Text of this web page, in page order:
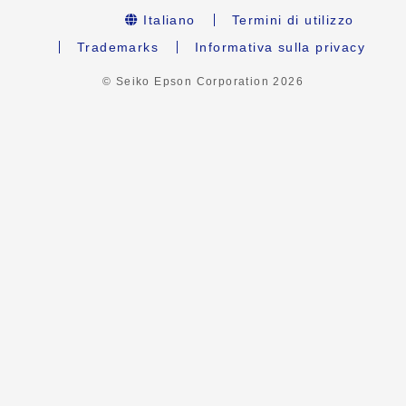
Italiano
Termini di utilizzo
Trademarks
Informativa sulla privacy
© Seiko Epson Corporation2026